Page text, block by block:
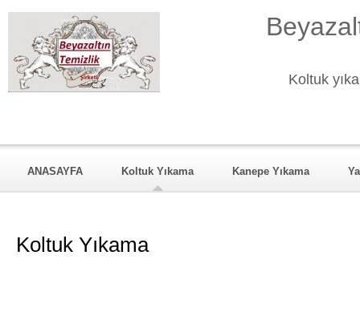
Koltuk
ANASAYFA Koltuk Yıkama Kanepe Yıkama
Koltuk Yıkama